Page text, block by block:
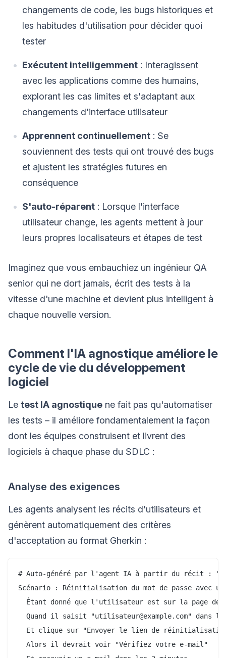
changements de code, les bugs historiques et
les habitudes d'utilisation pour décider quoi
tester
Exécutent intelligemment : Interagissent
avec les applications comme des humains,
explorant les cas limites et s'adaptant aux
changements d'interface utilisateur
Apprennent continuellement : Se
souviennent des tests qui ont trouvé des bugs
et ajustent les stratégies futures en
conséquence
S'auto-réparent : Lorsque l'interface
utilisateur change, les agents mettent à jour
leurs propres localisateurs et étapes de test
Imaginez que vous embauchiez un ingénieur QA
senior qui ne dort jamais, écrit des tests à la
vitesse d'une machine et devient plus intelligent à
chaque nouvelle version.
Comment l'IA agnostique améliore le
cycle de vie du développement
logiciel
Le test IA agnostique ne fait pas qu'automatiser
les tests – il améliore fondamentalement la façon
dont les équipes construisent et livrent des
logiciels à chaque phase du SDLC :
Analyse des exigences
Les agents analysent les récits d'utilisateurs et
génèrent automatiquement des critères
d'acceptation au format Gherkin :
# Auto-généré par l'agent IA à partir du récit :
Scénario : Réinitialisation du mot de passe avec
Étant donné que l'utilisateur est sur la page de
Quand il saisit "utilisateur@example.com" dans
Et clique sur "Envoyer le lien de
  Alors il devrait voir "Vérifiez votre e-mail"